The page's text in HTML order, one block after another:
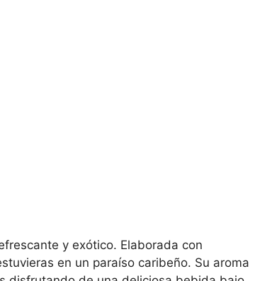
y exótico. Elaborada con
en un paraíso caribeño. Su aroma